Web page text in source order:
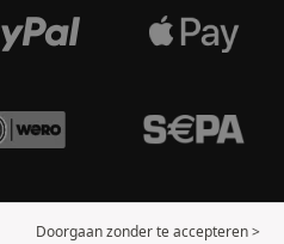
Doorgaan zonder te accepteren >